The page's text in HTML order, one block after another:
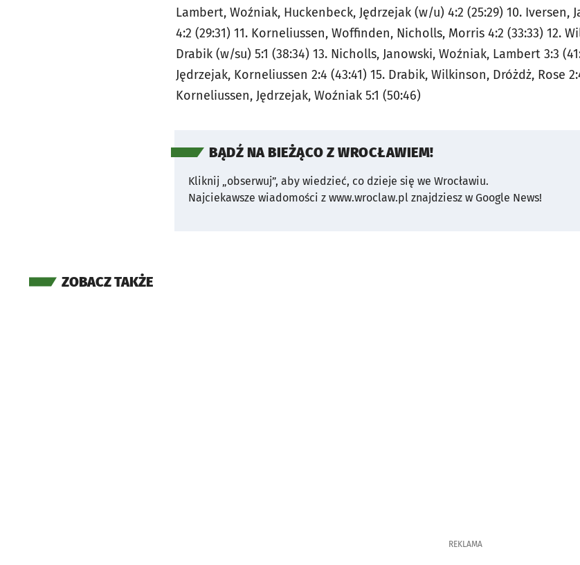
Lambert, Woźniak, Huckenbeck, Jędrzejak (w/u) 4:2 (25:29) 10. Iversen,
4:2 (29:31) 11. Korneliussen, Woffinden, Nicholls, Morris 4:2 (33:33) 12.
Drabik (w/su) 5:1 (38:34) 13. Nicholls, Janowski, Woźniak, Lambert 3:3
Jędrzejak, Korneliussen 2:4 (43:41) 15. Drabik, Wilkinson, Dróżdż, Rose
Korneliussen, Jędrzejak, Woźniak 5:1 (50:46)
BĄDŹ NA BIEŻĄCO Z WROCŁAWIEM!
Kliknij „obserwuj”, aby wiedzieć, co dzieje się we Wrocławiu.
Najciekawsze wiadomości z www.wroclaw.pl znajdziesz w Google News!
ZOBACZ TAKŻE
REKLAMA